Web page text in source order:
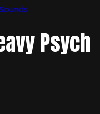
Psych